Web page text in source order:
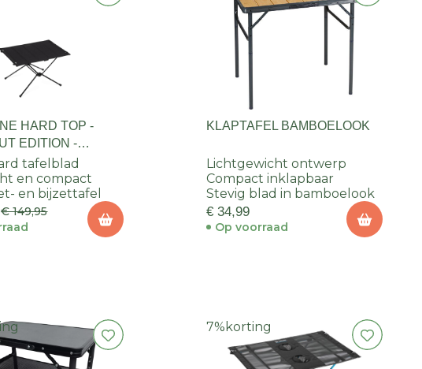
HARD TOP -
EDITION -
tafelblad
en compact
en bijzettafel
€ 149,95
KLAPTAFEL BAMBOELOOK
Lichtgewicht ontwerp
Compact inklapbaar
Stevig blad in bamboelook
€ 34,99
Op voorraad
7% korting